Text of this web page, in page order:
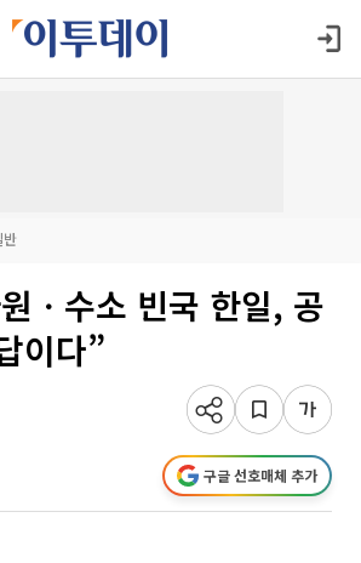
반
ㆍ수소 빈국 한일, 공
이다”
구글 선호매체 추가